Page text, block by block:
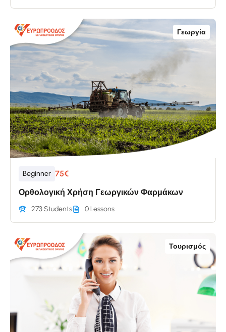
Γεωργία
Beginner 75€
Ορθολογική Χρήση Γεωργικών Φαρμάκων
273 Students 0 Lessons
Τουρισμός